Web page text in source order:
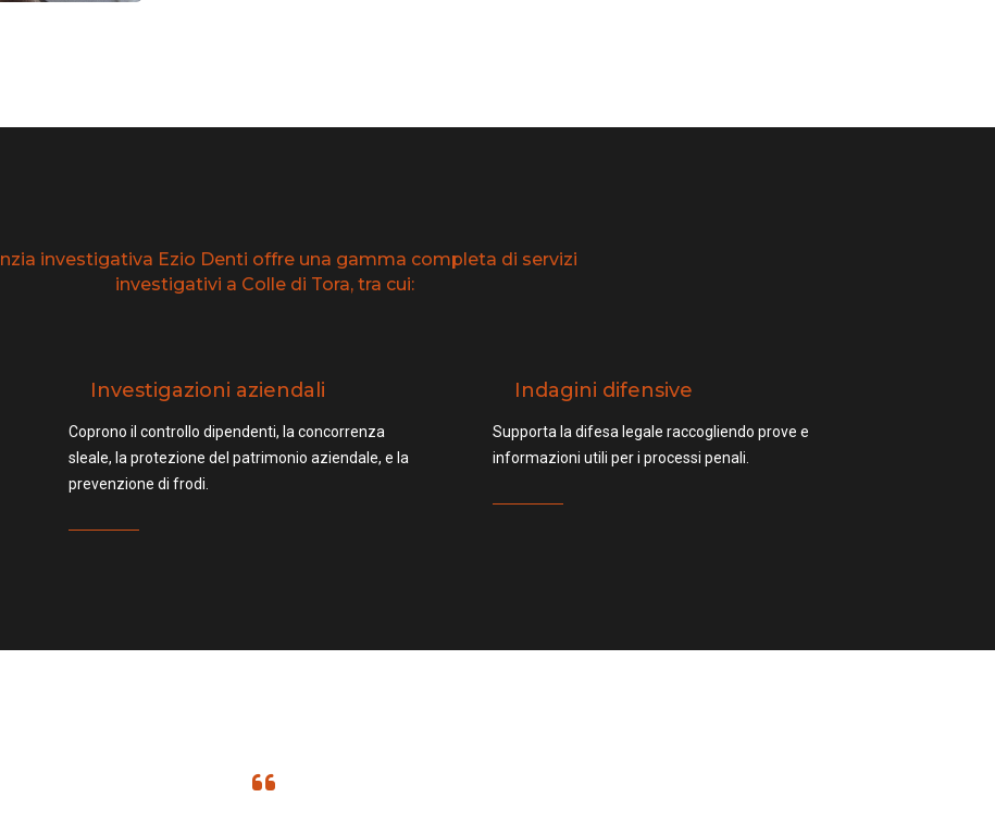
investigativa Ezio Denti offre una gamma completa di servizi
investigativi a Colle di Tora, tra cui:
Investigazioni aziendali
Coprono il controllo dipendenti, la concorrenza
sleale, la protezione del patrimonio aziendale, e la
prevenzione di frodi.
Indagini difensive
Supporta la difesa legale raccogliendo prove e
informazioni utili per i processi penali.